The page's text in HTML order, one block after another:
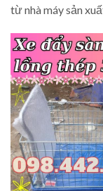
từ nhà máy sản